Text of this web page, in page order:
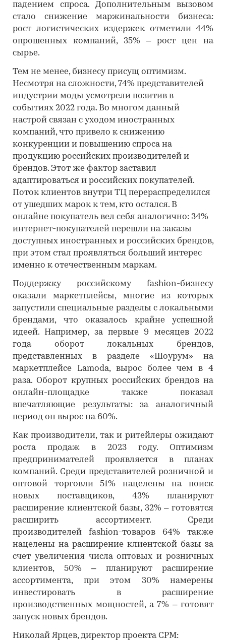
падением спроса. Дополнительным вызовом
стало снижение маржинальности бизнеса:
рост логистических издержек отметили 44%
опрошенных компаний, 35% – рост цен на
сырье.
Тем не менее, бизнесу присущ оптимизм.
Несмотря на сложности, 74% представителей
индустрии моды усмотрели позитив в
событиях 2022 года. Во многом данный
настрой связан с уходом иностранных
компаний, что привело к снижению
конкуренции и повышению спроса на
продукцию российских производителей и
брендов. Этот же фактор заставил
адаптироваться и российских покупателей.
Поток клиентов внутри ТЦ перераспределился
от ушедших марок к тем, кто остался. В
онлайне покупатель вел себя аналогично: 34%
интернет-покупателей перешли на заказы
доступных иностранных и российских брендов,
при этом стал проявляться больший интерес
именно к отечественным маркам.
Поддержку российскому fashion-бизнесу
оказали маркетплейсы, многие из которых
запустили специальные разделы с локальными
брендами, что оказалось крайне успешной
идеей. Например, за первые 9 месяцев 2022
года оборот локальных брендов,
представленных в разделе «Шоурум» на
маркетплейсе Lamoda, вырос более чем в 4
раза. Оборот крупных российских брендов на
онлайн-площадке также показал
впечатляющие результаты: за аналогичный
период он вырос на 60%.
Как производители, так и ритейлеры ожидают
роста продаж в 2023 году. Оптимизм
предпринимателей проявляется в планах
компаний. Среди представителей розничной и
оптовой торговли 51% нацелены на поиск
новых поставщиков, 43% планируют
расширение клиентской базы, 32% – готовятся
расширить ассортимент. Среди
производителей fashion-товаров 64% также
нацелены на расширение клиентской базы за
счет увеличения числа оптовых и розничных
клиентов, 50% – планируют расширение
ассортимента, при этом 30% намерены
инвестировать в расширение
производственных мощностей, а 7% – готовят
запуск новых брендов.
Николай Ярцев, директор проекта CPM: